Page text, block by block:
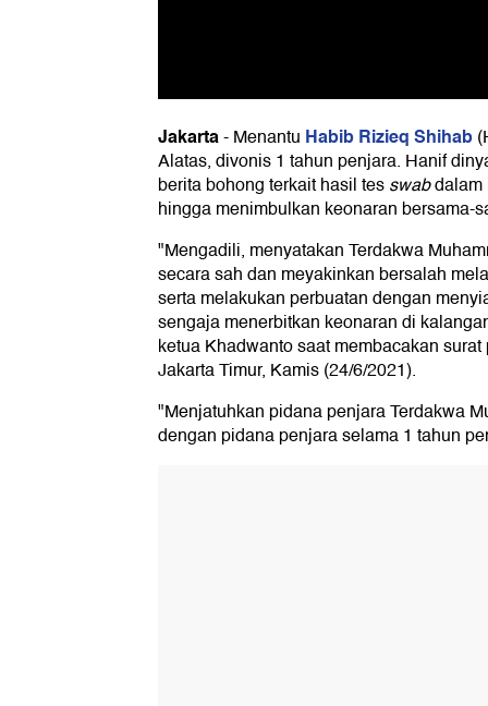
Jakarta-Menantu Habib Rizieq Shihab
Alatas, divonis 1 tahun penjara. Hanif
berita bohong terkait hasil tesswabdalam
hingga menimbulkan keonaran bersama-
"Mengadili, menyatakan Terdakwa
secara sah dan meyakinkan bersalah
serta melakukan perbuatan dengan
sengaja menerbitkan keonaran di
ketua Khadwanto saat membacakan
Jakarta Timur, Kamis (24/6/2021).
"Menjatuhkan pidana penjara Terdakwa
dengan pidana penjara selama 1 tahun